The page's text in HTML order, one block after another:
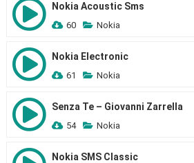
Nokia Acoustic Sms
60 Nokia
Nokia Electronic
61 Nokia
Senza Te – Giovanni Zarrella
54 Nokia
Nokia SMS Classic